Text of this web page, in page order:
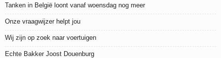
Tanken in België loont vanaf woensdag nog meer
Onze vraagwijzer helpt jou
Wij zijn op zoek naar voertuigen
Echte Bakker Joost Douenburg